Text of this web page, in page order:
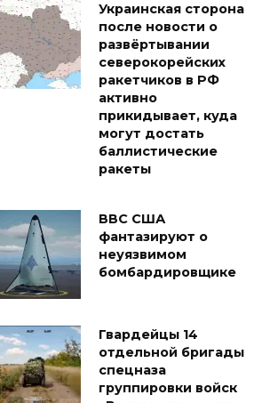
Украинская сторона
после новости о
развёртывании
северокорейских
ракетчиков в РФ
активно
прикидывает, куда
могут достать
баллистические
ракеты
ВВС США
фантазируют о
неуязвимом
бомбардировщике
Гвардейцы 14
отдельной бригады
спецназа
группировки войск